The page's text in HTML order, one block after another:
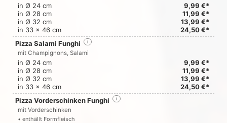
in Ø 24 cm
9,99 €*
in Ø 28 cm
11,99 €*
in Ø 32 cm
13,99 €*
in 33 x 46 cm
24,50 €*
Pizza Salami Funghi
i
mit Champignons, Salami
in Ø 24 cm
9,99 €*
in Ø 28 cm
11,99 €*
in Ø 32 cm
13,99 €*
in 33 x 46 cm
24,50 €*
Pizza Vorderschinken Funghi
i
mit Vorderschinken
• enthällt Formfleisch